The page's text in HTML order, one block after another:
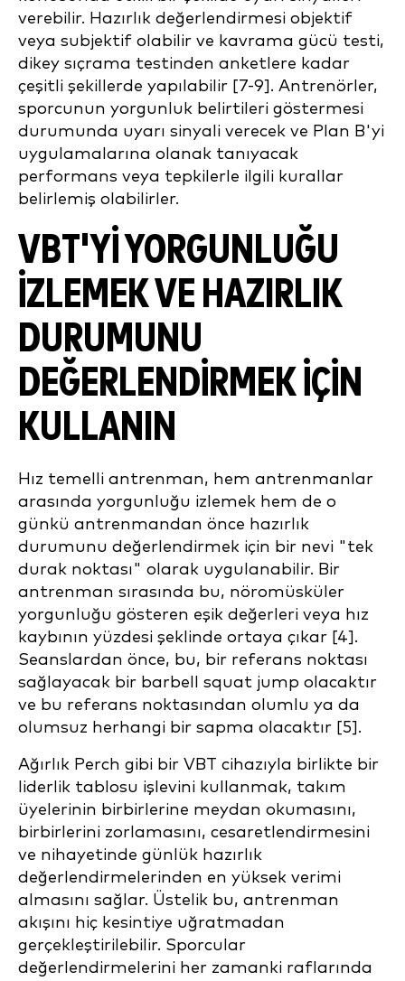
verebilir. Hazırlık değerlendirmesi objektif
veya subjektif olabilir ve kavrama gücü testi,
dikey sıçrama testinden anketlere kadar
çeşitli şekillerde yapılabilir [7-9]. Antrenörler,
sporcunun yorgunluk belirtileri göstermesi
durumunda uyarı sinyali verecek ve Plan B'yi
uygulamalarına olanak tanıyacak
performans veya tepkilerle ilgili kurallar
belirlemiş olabilirler.
VBT'YI YORGUNLUĞU
IZLEMEK VE HAZIRLIK
DURUMUNU
DEĞERLENDIRMEK IÇIN
KULLANIN
Hız temelli antrenman, hem antrenmanlar
arasında yorgunluğu izlemek hem de o
günkü antrenmandan önce hazırlık
durumunu değerlendirmek için bir nevi "tek
durak noktası" olarak uygulanabilir. Bir
antrenman sırasında bu, nöromüsküler
yorgunluğu gösteren eşik değerleri veya hız
kaybının yüzdesi şeklinde ortaya çıkar [4].
Seanslardan önce, bu, bir referans noktası
sağlayacak bir barbell squat jump olacaktır
ve bu referans noktasından olumlu ya da
olumsuz herhangi bir sapma olacaktır [5].
Ağırlık Perch gibi bir VBT cihazıyla birlikte bir
liderlik tablosu işlevini kullanmak, takım
üyelerinin birbirlerine meydan okumasını,
birbirlerini zorlamasını, cesaretlendirmesini
ve nihayetinde günlük hazırlık
değerlendirmelerinden en yüksek verimi
almasını sağlar. Üstelik bu, antrenman
akışını hiç kesintiye uğratmadan
gerçekleştirilebilir. Sporcular
değerlendirmelerini her zamanki raflarında